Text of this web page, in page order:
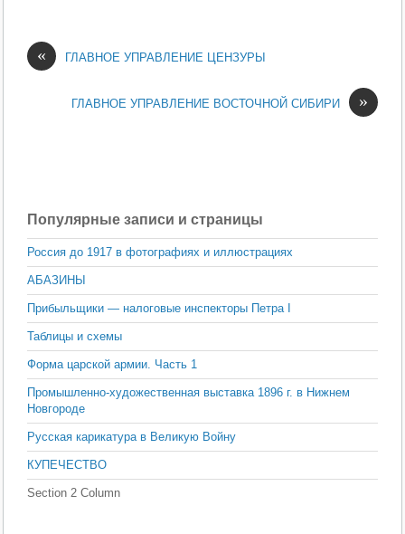
« ГЛАВНОЕ УПРАВЛЕНИЕ ЦЕНЗУРЫ
»
ГЛАВНОЕ УПРАВЛЕНИЕ ВОСТОЧНОЙ СИБИРИ
Популярные записи и страницы
Россия до 1917 в фотографиях и иллюстрациях
АБАЗИНЫ
Прибыльщики — налоговые инспекторы Петра I
Таблицы и схемы
Форма царской армии. Часть 1
Промышленно-художественная выставка 1896 г. в Нижнем
Новгороде
Русская карикатура в Великую Войну
КУПЕЧЕСТВО
Section 2 Column